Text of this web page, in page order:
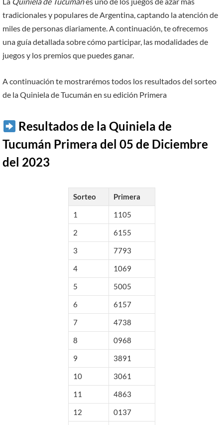
tradicionales y populares de Argentina, captando la atención de
miles de personas diariamente. A continuación, te ofrecemos
una guía detallada sobre cómo participar, las modalidades de
juegos y los premios que puedes ganar.
A continuación te mostrarémos todos los resultados del sorteo
de la Quiniela de Tucumán en su edición Primera
Resultados de la Quiniela de
Tucumán Primera del 05 de Diciembre
del 2023
Sorteo
Primera
1
1105
2
6155
3
7793
4
1069
5
5005
6
6157
7
4738
8
0968
9
3891
10
3061
11
4863
12
0137